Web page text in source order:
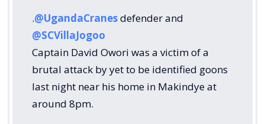
.@UgandaCranesdefender and
@SCVillaJogoo
Captain David Owori was a victim of a
brutal attack by yet to be identified goons
last night near his home in Makindye at
around 8pm.